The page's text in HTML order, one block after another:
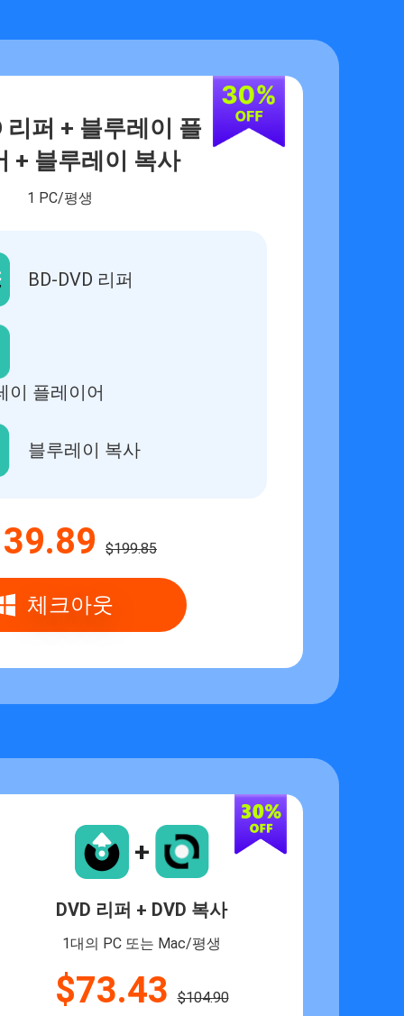
리퍼 + 블루레이 플
+ 블루레이 복사
1 PC/평생
BD-DVD 리퍼
이 플레이어
블루레이 복사
$199.85
체크아웃
+
DVD 리퍼 + DVD 복사
1대의 PC 또는 Mac/평생
$73.43$104.90